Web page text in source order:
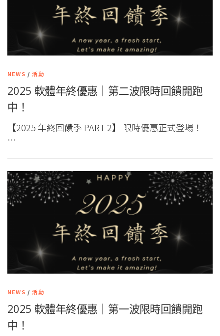
NEWS /活動
2025 軟體年終優惠｜第二波限時回饋開跑
中！
【2025 年終回饋季 PART 2】 限時優惠正式登場！
…
NEWS /活動
2025 軟體年終優惠｜第一波限時回饋開跑
中！